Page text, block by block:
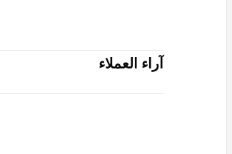
آراء العملاء